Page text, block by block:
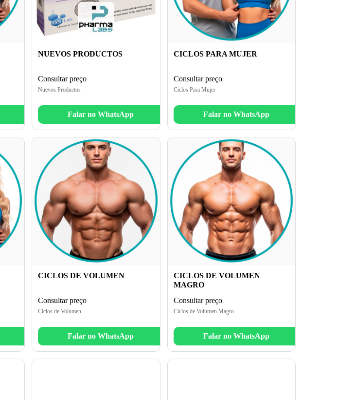
NUEVOS PRODUCTOS
Consultar preço
Nuevos Productos
Falar no WhatsApp
CICLOS PARA MUJER
Consultar preço
Ciclos Para Mujer
Falar no WhatsApp
CICLOS DE VOLUMEN
Consultar preço
Ciclos de Volumen
Falar no WhatsApp
CICLOS DE VOLUMEN
MAGRO
Consultar preço
Ciclos de Volumen Magro
Falar no WhatsApp